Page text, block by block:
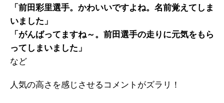
「前田彩里選手。かわいいですよね。名前覚えてしま
いました」
「がんばってますね～。前田選手の走りに元気をもら
ってしまいました」
など
人気の高さを感じさせるコメントがズラリ！